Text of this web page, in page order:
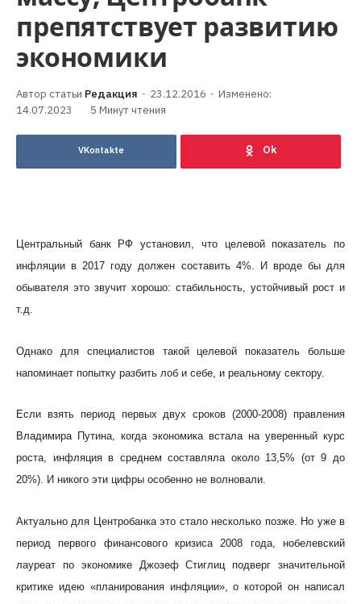
препятствует развитию
экономики
Редакция 23.12.2016
Изменено:
14.07.2023
5 Минут чтения
VKontakte
Центральный банк РФ установил, что целевой показатель по
инфляции в 2017 году должен составить 4%. И вроде бы для
обывателя это звучит хорошо: стабильность, устойчивый рост и
т.д.
Однако для специалистов такой целевой показатель больше
напоминает попытку разбить лоб и себе, и реальному сектору.
Если взять период первых двух сроков (2000-2008) правления
Владимира Путина, когда экономика встала на уверенный курс
роста, инфляция в среднем составляла около 13,5% (от 9 до
20%). И никого эти цифры особенно не волновали.
Актуально для Центробанка это стало несколько позже. Но уже в
период первого финансового кризиса 2008 года, нобелевский
лауреат по экономике Джозеф Стиглиц подверг значительной
критике идею «планирования инфляции», о которой он написал